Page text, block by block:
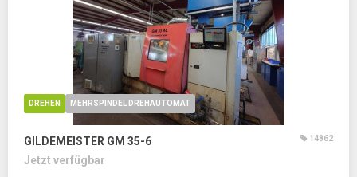
DREHEN MEHRSPINDEL DREHAUTOMAT
GILDEMEISTER GM 35-6 14862
Jetzt verfügbar